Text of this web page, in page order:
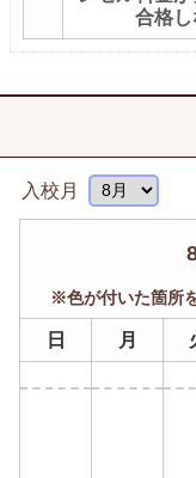
合格し
入校月
※色が付いた箇所
日 月